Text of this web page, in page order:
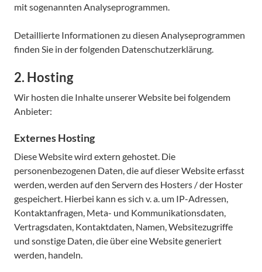
mit sogenannten Analyseprogrammen.
Detaillierte Informationen zu diesen Analyseprogrammen
finden Sie in der folgenden Datenschutzerklärung.
2. Hosting
Wir hosten die Inhalte unserer Website bei folgendem
Anbieter:
Externes Hosting
Diese Website wird extern gehostet. Die
personenbezogenen Daten, die auf dieser Website erfasst
werden, werden auf den Servern des Hosters / der Hoster
gespeichert. Hierbei kann es sich v. a. um IP-Adressen,
Kontaktanfragen, Meta- und Kommunikationsdaten,
Vertragsdaten, Kontaktdaten, Namen, Websitezugriffe
und sonstige Daten, die über eine Website generiert
werden, handeln.